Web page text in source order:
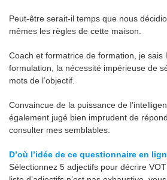
Peut-être serait-il temps que nous
mêmes les règles de cette maison.
Coach et formatrice de formation, je sais
formulation, la nécessité impérieuse de
mots de l’objectif.
Convaincue de la puissance de
également jugé bien imprudent de
consulter mes semblables.
D’où l’idée de ce questionnaire en
Sélectionnez 5 adjectifs pour décrire